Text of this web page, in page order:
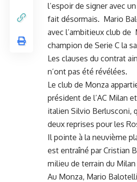
l’espoir de signer avec
fait désormais. Mario
avec l’ambitieux club de
champion de Serie C la
Les clauses du contrat
n’ont pas été révélées.
Le club de Monza
président de l’AC Milan
italien Silvio Berlusconi,
deux reprises pour les
Il pointe à la neuvième
est entraîné par Cristian
milieu de terrain du Milan
Au Monza, Mario